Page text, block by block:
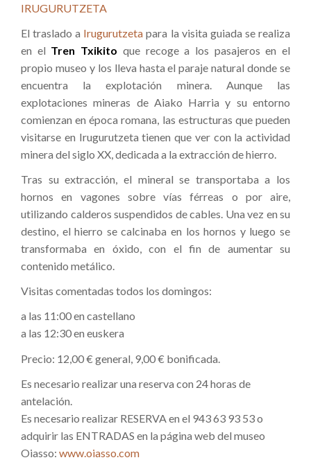
IRUGURUTZETA
El traslado a Irugurutzeta para la visita guiada se realiza
en el Tren Txikito que recoge a los pasajeros en el
propio museo y los lleva hasta el paraje natural donde se
encuentra la explotación minera. Aunque las
explotaciones mineras de Aiako Harria y su entorno
comienzan en época romana, las estructuras que pueden
visitarse en Irugurutzeta tienen que ver con la actividad
minera del siglo XX, dedicada a la extracción de hierro.
Tras su extracción, el mineral se transportaba a los
hornos en vagones sobre vías férreas o por aire,
utilizando calderos suspendidos de cables. Una vez en su
destino, el hierro se calcinaba en los hornos y luego se
transformaba en óxido, con el fin de aumentar su
contenido metálico.
Visitas comentadas todos los domingos:
a las 11:00 en castellano
a las 12:30 en euskera
Precio: 12,00 € general, 9,00 € bonificada.
Es necesario realizar una reserva con 24 horas de
antelación.
Es necesario realizar RESERVA en el 943 63 93 53 o
adquirir las ENTRADAS en la página web del museo
Oiasso: www.oiasso.com